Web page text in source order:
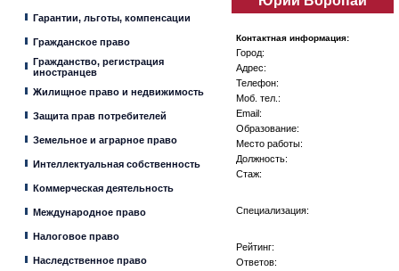
Гарантии, льготы, компенсации
Гражданское право
Гражданство, регистрация
иностранцев
Жилищное право и недвижимость
Защита прав потребителей
Земельное и аграрное право
Интеллектуальная собственность
Коммерческая деятельность
Международное право
Налоговое право
Наследственное право
Контактная информация:
Город:
Адрес:
Телефон:
Моб. тел.:
Email:
Образование:
Место работы:
Должность:
Стаж:
Специализация:
Рейтинг:
Ответов: